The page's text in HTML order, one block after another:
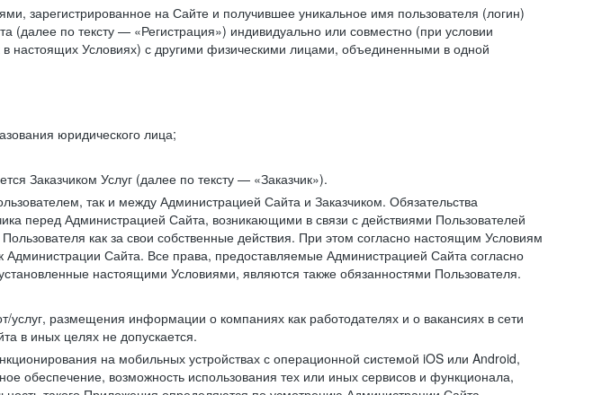
зарегистрированное на Сайте и получившее уникальное имя пользователя (логин)
по тексту — «Регистрация») индивидуально или совместно (при условии
настоящих Условиях) с другими физическими лицами, объединенными в одной
юридического лица;
Заказчиком Услуг (далее по тексту — «Заказчик»).
так и между Администрацией Сайта и Заказчиком. Обязательства
перед Администрацией Сайта, возникающими в связи с действиями Пользователей
как за свои собственные действия. При этом согласно настоящим Условиям
Сайта. Все права, предоставляемые Администрацией Сайта согласно
настоящими Условиями, являются также обязанностями Пользователя.
размещения информации о компаниях как работодателях и о вакансиях в сети
в иных целях не допускается.
на мобильных устройствах с операционной системой iOS или Android,
обеспечение, возможность использования тех или иных сервисов и функционала,